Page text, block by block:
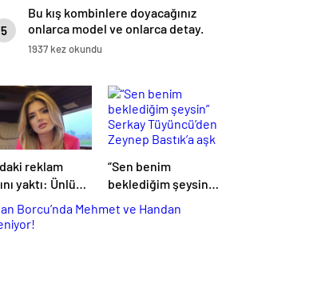
5
Bu kış kombinlere doyacağınız
onlarca model ve onlarca detay.
1937 kez okundu
reklam
yaktı: Ünlü
şok
“Sen benim
beklediğim şeysin”
Serkay Tüyüncü’den